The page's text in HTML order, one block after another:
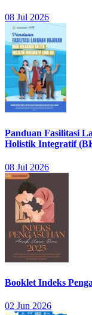
08 Jul 2026
Panduan Fasilitasi
Holistik Integratif
08 Jul 2026
Booklet Indeks
02 Jun 2026